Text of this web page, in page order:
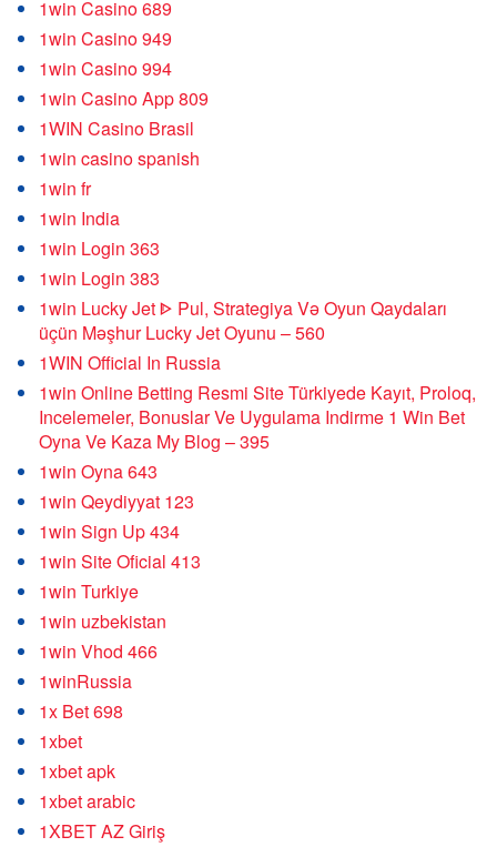
1win Casino 689
1win Casino 949
1win Casino 994
1win Casino App 809
1WIN Casino Brasil
1win casino spanish
1win fr
1win India
1win Login 363
1win Login 383
1win Lucky Jet ᐈ Pul, Strategiya Və Oyun Qaydaları
üçün Məşhur Lucky Jet Oyunu – 560
1WIN Official In Russia
1win Online Betting Resmi Site Türkiyede Kayıt, Proloq,
Incelemeler, Bonuslar Ve Uygulama Indirme 1 Win Bet
Oyna Ve Kaza My Blog – 395
1win Oyna 643
1win Qeydiyyat 123
1win Sign Up 434
1win Site Oficial 413
1win Turkiye
1win uzbekistan
1win Vhod 466
1winRussia
1x Bet 698
1xbet
1xbet apk
1xbet arabic
1XBET AZ Giriş